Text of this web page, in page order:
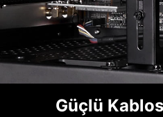
Güçlü